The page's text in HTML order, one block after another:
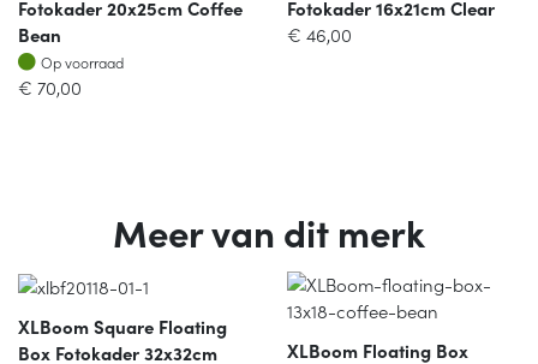
Fotokader 20x25cm Coffee
Bean
Op voorraad
Op voorraad
€ 70,00
Fotokader 16x21cm Clear
€ 46,00
Meer van dit merk
XLBoom Square Floating
Box Fotokader 32x32cm
XLBoom Floating Box